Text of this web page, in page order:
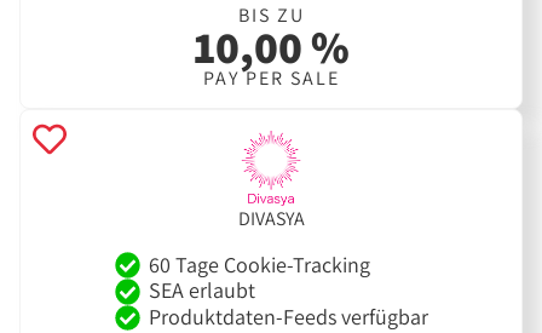
BIS ZU
10,00 %
PAY PER SALE
DIVASYA
60 Tage Cookie-Tracking
SEA erlaubt
Produktdaten-Feeds verfügbar